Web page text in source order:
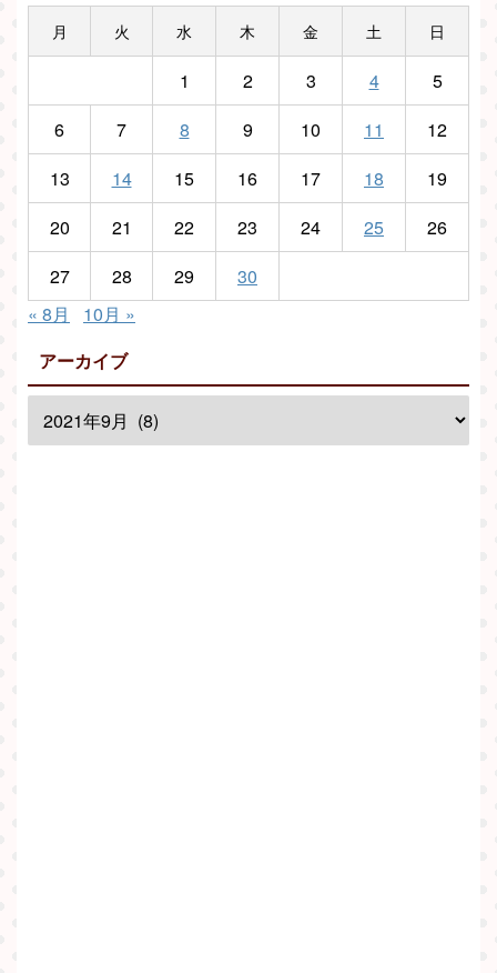
月
火 水 木 金 土 日
1 2 3 4
5
6
7 8 9 10 11
12
13
14 15 16 17 18
19
20
21 22 23 24 25
26
27
28 29
30
« 8月
10月 »
アーカイブ